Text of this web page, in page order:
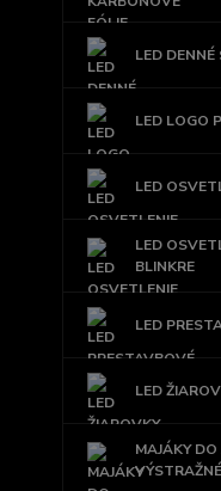
LED DENNÉ
LED LOGO
LED
LED
BLINKRE
LED
LED
MAJÁKY